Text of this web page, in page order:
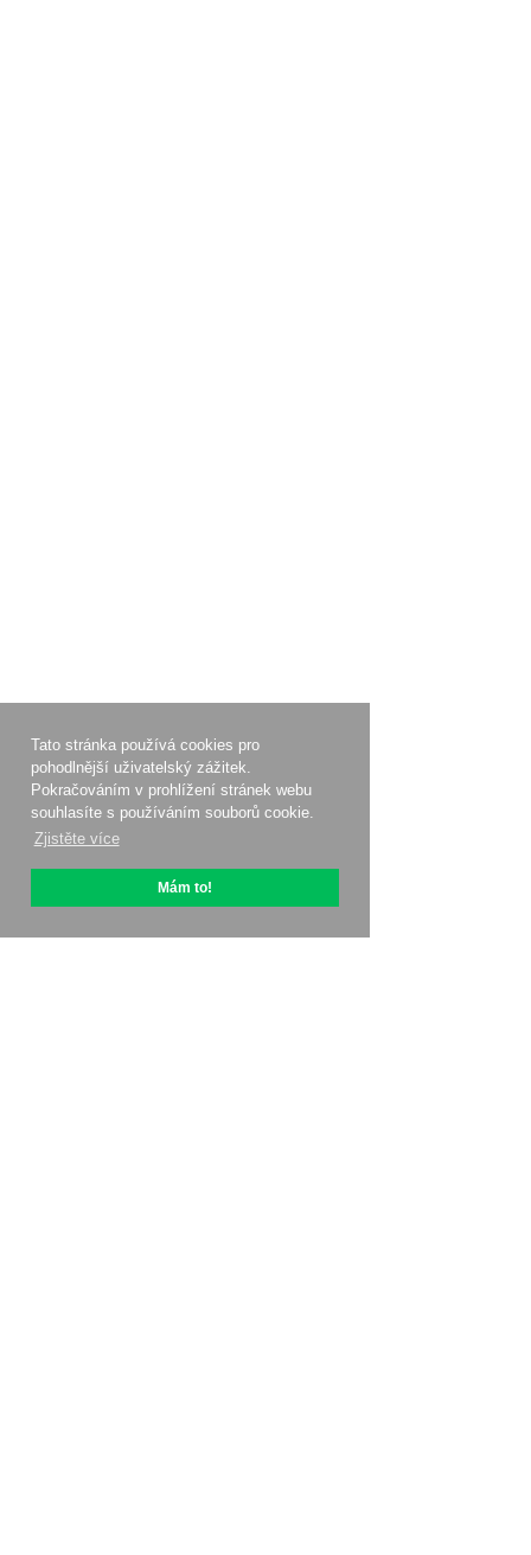
Tato stránka používá cookies pro
pohodlnější uživatelský zážitek.
Pokračováním v prohlížení stránek webu
souhlasíte s používáním souborů cookie.
Zjistěte více
Mám to!